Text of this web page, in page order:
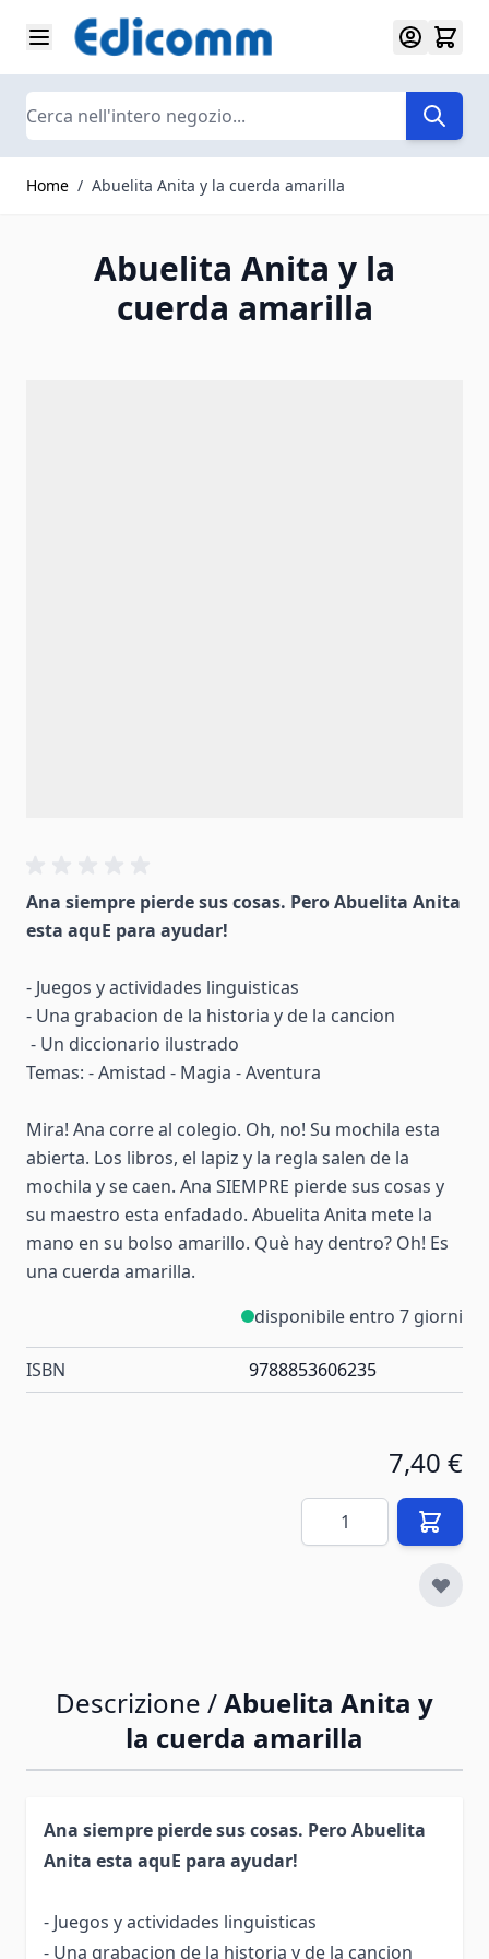
Salta al contenuto
Search
Home / Abuelita Anita y la cuerda amarilla
Abuelita Anita y la
cuerda amarilla
Ana siempre pierde sus cosas. Pero Abuelita Anita
esta aquE­ para ayudar!
- Juegos y actividades linguisticas
- Una grabacion de la historia y de la cancion
- Un diccionario ilustrado
Temas: - Amistad - Magia - Aventura
Mira! Ana corre al colegio. Oh, no! Su mochila esta
abierta. Los libros, el lapiz y la regla salen de la
mochila y se caen. Ana SIEMPRE pierde sus cosas y
su maestro esta enfadado. Abuelita Anita mete la
mano en su bolso amarillo. Què hay dentro? Oh! Es
una cuerda amarilla.
disponibile entro 7 giorni
ISBN 9788853606235
7,40 €
Quantità
Descrizione /Abuelita Anita y
la cuerda amarilla
Ana siempre pierde sus cosas. Pero Abuelita
Anita esta aquE­ para ayudar!
- Juegos y actividades linguisticas
- Una grabacion de la historia y de la cancion